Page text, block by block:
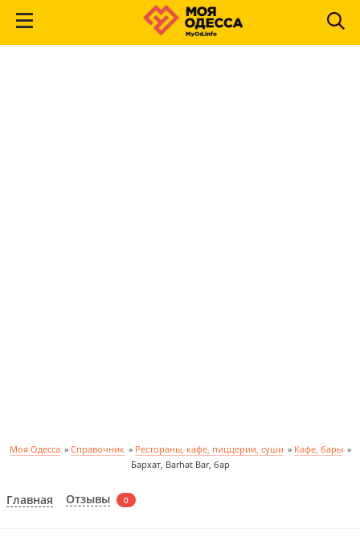
Моя Одесса » Справочник » Рестораны, кафе, пиццерии, суши » Кафе, бары »
Бархат, Barhat Bar, бар
Главная Отзывы 0